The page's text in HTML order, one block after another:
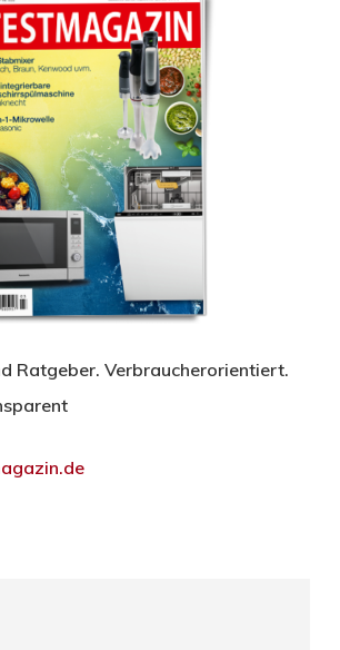
Ratgeber. Verbraucherorientiert.